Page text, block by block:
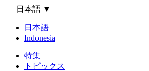
日本語 ▼
日本語
Indonesia
特集
トピックス